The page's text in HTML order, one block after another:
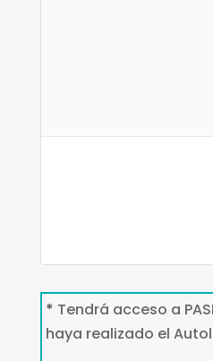
* Tendrá acceso a
haya realizado el